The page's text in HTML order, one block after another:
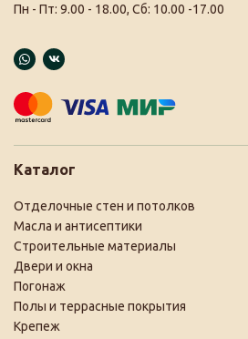
Пн - Пт: 9.00 - 18.00, Сб: 10.00 -17.00
Каталог
Отделочные стен и потолков
Масла и антисептики
Строительные материалы
Двери и окна
Погонаж
Полы и террасные покрытия
Крепеж